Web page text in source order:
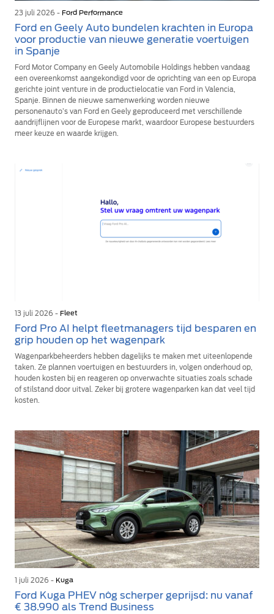
23 juli 2026 - Ford Performance
Ford en Geely Auto bundelen krachten in Europa
voor productie van nieuwe generatie voertuigen
in Spanje
Ford Motor Company en Geely Automobile Holdings hebben vandaag
een overeenkomst aangekondigd voor de oprichting van een op Europa
gerichte joint venture in de productielocatie van Ford in Valencia,
Spanje. Binnen de nieuwe samenwerking worden nieuwe
personenauto’s van Ford en Geely geproduceerd met verschillende
aandrijflijnen voor de Europese markt, waardoor Europese bestuurders
meer keuze en waarde krijgen.
13 juli 2026 - Fleet
Ford Pro AI helpt fleetmanagers tijd besparen en
grip houden op het wagenpark
Wagenparkbeheerders hebben dagelijks te maken met uiteenlopende
taken. Ze plannen voertuigen en bestuurders in, volgen onderhoud op,
houden kosten bij en reageren op onverwachte situaties zoals schade
of stilstand door uitval. Zeker bij grotere wagenparken kan dat veel tijd
kosten.
1 juli 2026 - Kuga
Ford Kuga PHEV nóg scherper geprijsd: nu vanaf
€ 38.990 als Trend Business